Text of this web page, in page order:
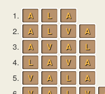
1.
A L
A
2.
A L V
A
3.
A V A
L
4.
L A V
A
5.
V A L
A